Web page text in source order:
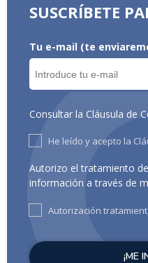
SUSCRÍBETE
Tu e-mail (te
Consultar la Cláusula de
He leído y acepto la
Autorizo el tratamiento
información a través de
Autorización